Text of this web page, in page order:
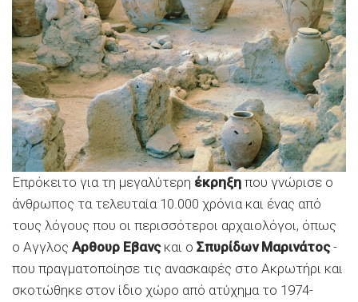
Επρόκειτο για τη μεγαλύτερη έκρηξη που γνώρισε ο
άνθρωπος τα τελευταία 10.000 χρόνια και ένας από
τους λόγους που οι περισσότεροι αρχαιολόγοι, όπως
ο Αγγλος Αρθουρ Εβανςκαι ο Σπυρίδων Μαρινάτος-
που πραγματοποίησε τις ανασκαφές στο Ακρωτήρι και
σκοτώθηκε στον ίδιο χώρο από ατύχημα το 1974-